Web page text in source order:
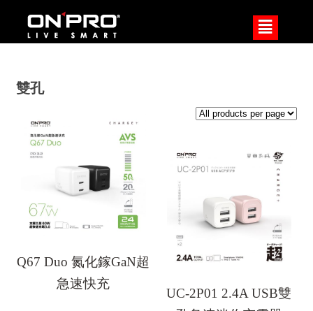
²
雙孔
Q67 Duo 氮化鎵GaN超
急速快充
UC-2P01 2.4A USB雙